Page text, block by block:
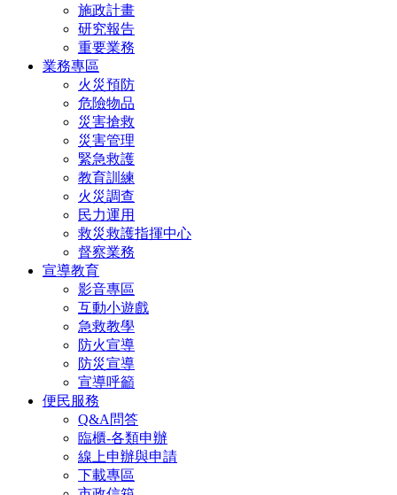
施政計畫
研究報告
重要業務
業務專區
火災預防
危險物品
災害搶救
災害管理
緊急救護
教育訓練
火災調查
民力運用
救災救護指揮中心
督察業務
宣導教育
影音專區
互動小遊戲
急救教學
防火宣導
防災宣導
宣導呼籲
便民服務
Q&A問答
臨櫃-各類申辦
線上申辦與申請
下載專區